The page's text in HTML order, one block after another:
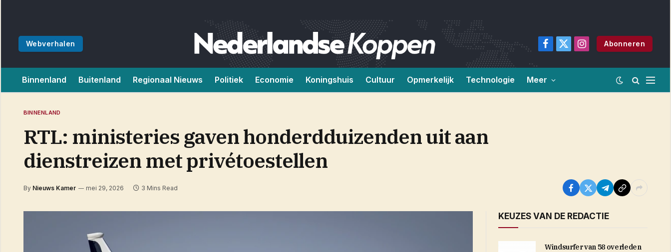
Webverhalen
Facebook
X
Instagram
Abonneren
Binnenland Buitenland Regionaal Nieuws Politiek Economie Koningshuis Cultuur Opmerkelijk Technologie Meer
BINNENLAND
RTL: ministeries gaven honderdduizenden uit aan
dienstreizen met privétoestellen
By Nieuws Kamer mei 29, 2026 3 Mins Read
KEUZES VAN DE REDACTIE
Windsurfer van 58 overleden